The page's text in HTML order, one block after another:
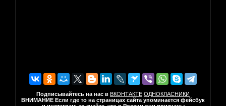
Подписывайтесь на нас в ВКОНТАКТЕ ОДНОКЛАСНИКИ
ВНИМАНИЕ Если где то на страницах сайта упоминается фейсбук